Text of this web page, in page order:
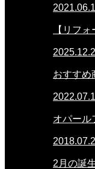
【リフ
おすすめ
オパール
2月の誕